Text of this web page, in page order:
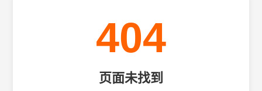
404
页面未找到